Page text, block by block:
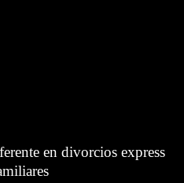
en divorcios express